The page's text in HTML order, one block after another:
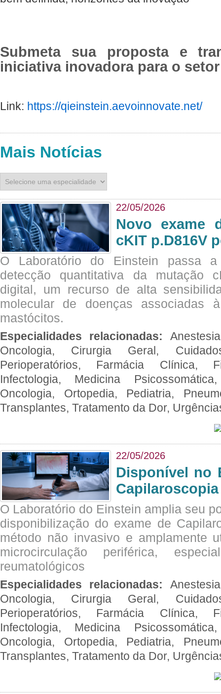
Submeta sua proposta e
iniciativa inovadora para o
Link: https://qieinstein.aevoinnovate.net/
Mais Notícias
22/05/2026
Novo exame
cKIT p.D816V
O Laboratório do Einstein passa
detecção quantitativa da mutação
digital, um recurso de alta
molecular de doenças associadas
mastócitos.
Especialidades relacionadas:
Oncologia, Cirurgia Geral,
Perioperatórios, Farmácia Clínica,
Infectologia, Medicina
Oncologia, Ortopedia, Pediatria,
Transplantes, Tratamento da Dor,
22/05/2026
Disponível no
O Laboratório do Einstein amplia seu
disponibilização do exame de
método não invasivo e amplamente
microcirculação periférica,
reumatológicos
Especialidades relacionadas:
Oncologia, Cirurgia Geral,
Perioperatórios, Farmácia Clínica,
Infectologia, Medicina
Oncologia, Ortopedia, Pediatria,
Transplantes, Tratamento da Dor,